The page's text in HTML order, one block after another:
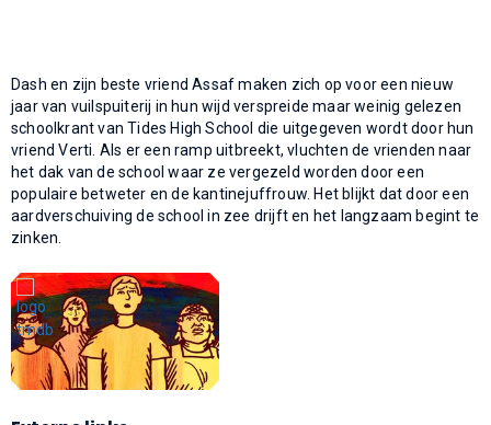
Dash en zijn beste vriend Assaf maken zich op voor een nieuw
jaar van vuilspuiterij in hun wijd verspreide maar weinig gelezen
schoolkrant van Tides High School die uitgegeven wordt door hun
vriend Verti. Als er een ramp uitbreekt, vluchten de vrienden naar
het dak van de school waar ze vergezeld worden door een
populaire betweter en de kantinejuffrouw. Het blijkt dat door een
aardverschuiving de school in zee drijft en het langzaam begint te
zinken.